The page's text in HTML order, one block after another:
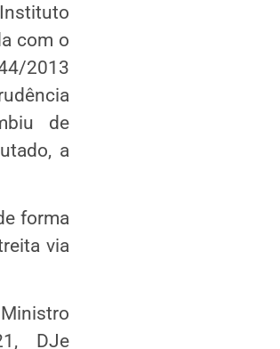
com o
2013
de
a
forma
via
DJe